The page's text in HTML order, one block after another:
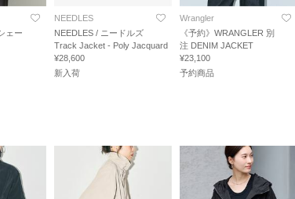
ェー
NEEDLES
NEEDLES / ニードルズ
Track Jacket - Poly Jacquard
¥28,600
新入荷
Wrangler
《予約》WRANGLER 別
注 DENIM JACKET
¥23,100
予約商品